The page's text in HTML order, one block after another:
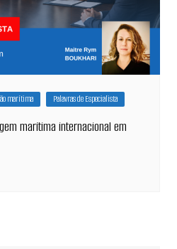
marítima Palavras de Especialista
marítima internacional em